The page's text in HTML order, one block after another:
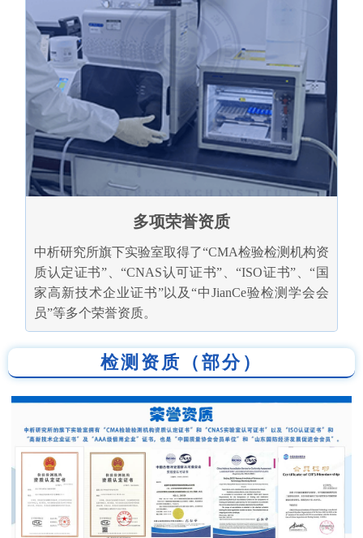
多项荣誉资质
中析研究所旗下实验室取得了“CMA检验检测机构资
质认定证书”、“CNAS认可证书”、“ISO证书”、“国
家高新技术企业证书”以及“中JianCe验检测学会会
员”等多个荣誉资质。
检测资质（部分）